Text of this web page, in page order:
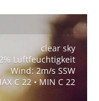
clear sky
Luftfeuchtigkeit
Wind: 2m/s SSW
C 22 • MIN C 22